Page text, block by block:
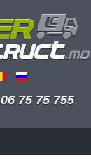
06 75 75 755